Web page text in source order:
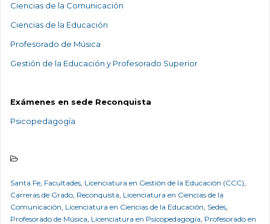
Ciencias de la Comunicación
Ciencias de la Educación
Profesorado de Música
Gestión de la Educación y Profesorado Superior
Exámenes en sede Reconquista
Psicopedagogía
Santa Fe, Facultades, Licenciatura en Gestión de la Educación (CCC),
Carreras de Grado, Reconquista, Licenciatura en Ciencias de la
Comunicación, Licenciatura en Ciencias de la Educación, Sedes,
Profesorado de Música, Licenciatura en Psicopedagogía, Profesorado en